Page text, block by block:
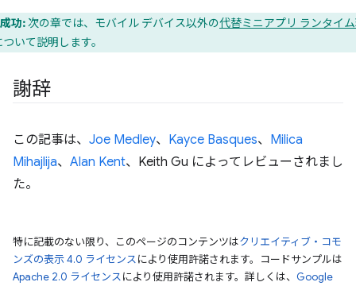
成功:次の章では、モバイル デバイス以外の代替ミニアプリ ランタイ
ついて説明します。
謝辞
この記事は、 Joe Medley、 Kayce Basques、 Milica
Mihajlija、 Alan Kent、Keith Gu によってレビューされまし
た。
特に記載のない限り、このページのコンテンツはクリエイティブ・コモ
ンズの表示 4.0 ライセンスにより使用許諾されます。コードサンプルは
Apache 2.0 ライセンスにより使用許諾されます。詳しくは、 Google